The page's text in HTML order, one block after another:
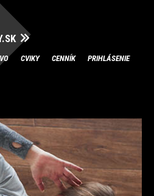
CVIKY CENNÍK PRIHLÁSENIE